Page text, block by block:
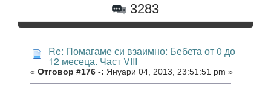
3283
Re: Помагаме си взаимно: Бебета от 0 до
12 месеца. Част VIII
« Отговор #176 -: Януари 04, 2013, 23:51:51 pm »